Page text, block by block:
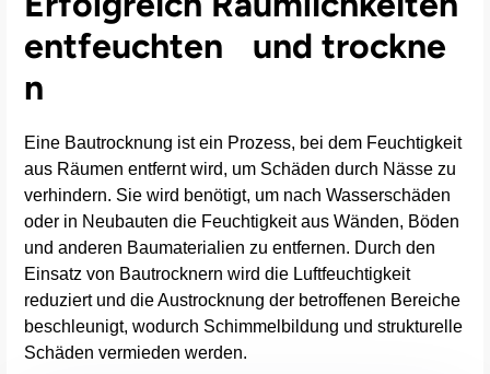
entfeuchten und trockne
n
Eine Bautrocknung ist ein Prozess, bei dem Feuchtigkeit
aus Räumen entfernt wird, um Schäden durch Nässe zu
verhindern. Sie wird benötigt, um nach Wasserschäden
oder in Neubauten die Feuchtigkeit aus Wänden, Böden
und anderen Baumaterialien zu entfernen. Durch den
Einsatz von Bautrocknern wird die Luftfeuchtigkeit
reduziert und die Austrocknung der betroffenen Bereiche
beschleunigt, wodurch Schimmelbildung und strukturelle
Schäden vermieden werden.